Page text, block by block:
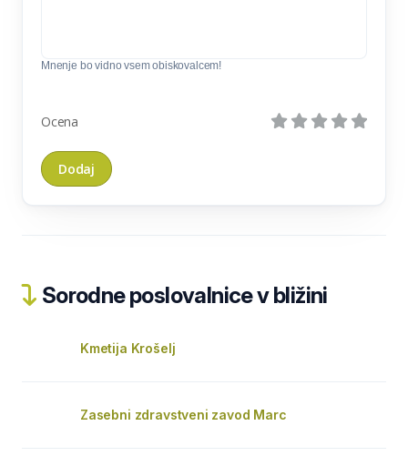
Mnenje bo vidno vsem obiskovalcem!
Ocena
Sorodne poslovalnice v bližini
Kmetija Krošelj
Zasebni zdravstveni zavod Marc